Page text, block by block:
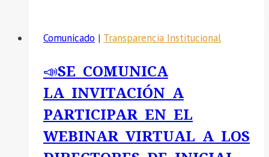
Comunicado | Transparencia Institucional
📣SE COMUNICA
LA INVITACIÓN A
PARTICIPAR EN EL
WEBINAR VIRTUAL A LOS